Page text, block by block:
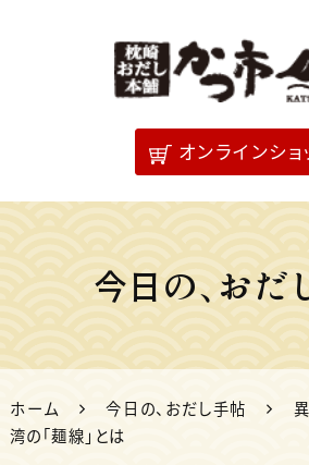
「だし」の
おだし本
オンラインショ
今日の、おだ
ホーム 今日の、おだし手帖
湾の「麺線」とは